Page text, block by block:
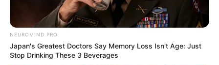
NEUROMIND PRO
Japan's Greatest Doctors Say Memory Loss Isn't Age: Just
Stop Drinking These 3 Beverages